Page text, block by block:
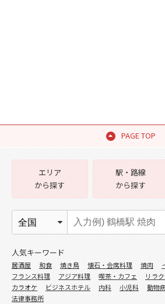
PAGE TOP
エリア
から探す
駅・路線
から探す
人気キーワード
居酒屋 和食 焼き鳥 懐石・会席料理 焼肉
フランス料理
アジア料理 喫茶・カフェ リラ
カラオケ
ビジネスホテル 内科 小児科 動物
法律事務所